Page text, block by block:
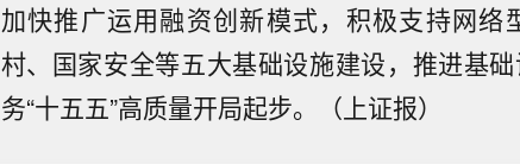
加快推广运用融资创新模式，积极支持网络
村、国家安全等五大基础设施建设，推进基
务“十五五”高质量开局起步。（上证报）